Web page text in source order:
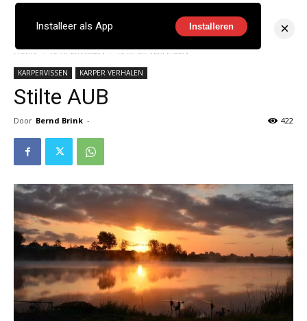
Home KARPERVISSEN KARPER VERHALEN
KARPERVISSEN KARPER VERHALEN
Stilte AUB
Door Bernd Brink - 422
Installeer als App Installeren ×